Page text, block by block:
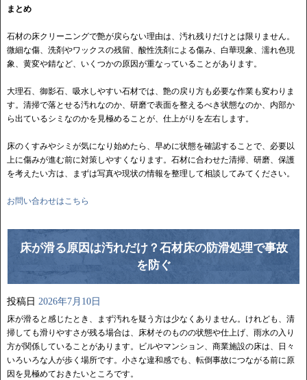
まとめ
石材の床クリーニングで艶が戻らない理由は、汚れ残りだけとは限りません。
微細な傷、洗剤やワックスの残留、酸性洗剤による傷み、白華現象、濡れ色現
象、黄変や錆など、いくつかの原因が重なっていることがあります。
大理石、御影石、吸水しやすい石材では、艶の戻り方も必要な作業も変わりま
す。清掃で落とせる汚れなのか、研磨で表面を整えるべき状態なのか、内部か
ら出ているシミなのかを見極めることが、仕上がりを左右します。
床のくすみやシミが気になり始めたら、早めに状態を確認することで、必要以
上に傷みが進む前に対策しやすくなります。石材に合わせた清掃、研磨、保護
を考えたい方は、まずは写真や現状の情報を整理して相談してみてください。
お問い合わせはこちら
床が滑る原因は汚れだけ？石材床の防滑処理で事故
を防ぐ
投稿日 2026年7月10日
床が滑ると感じたとき、まず汚れを疑う方は少なくありません。けれども、清
掃しても滑りやすさが残る場合は、床材そのものの状態や仕上げ、雨水の入り
方が関係していることがあります。ビルやマンション、商業施設の床は、日々
いろいろな人が歩く場所です。小さな違和感でも、転倒事故につながる前に原
因を見極めておきたいところです。